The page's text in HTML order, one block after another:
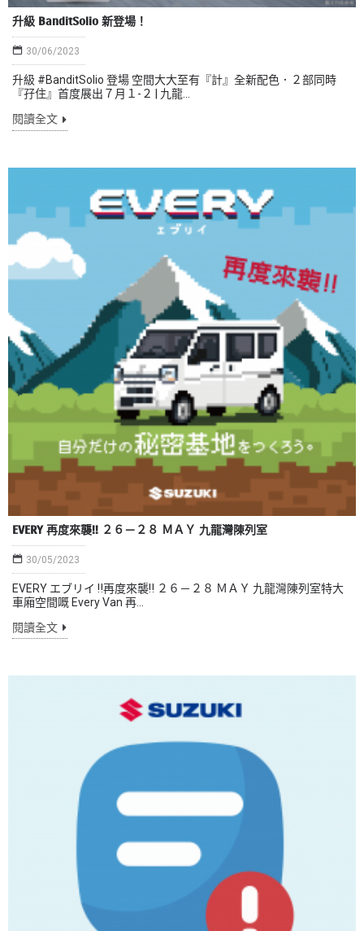
升級 BanditSolio 新登場！
30/06/2023
升級 #BanditSolio 登場 空間大大至有『計』全新配色．２部同時
『孖住』首度展出７月１-２ | 九龍...
閱讀全文
EVERY 再度來襲!! ２６－２８ ＭＡＹ 九龍灣陳列室
30/05/2023
EVERY エブリイ ‼️再度來襲‼️ ２６－２８ ＭＡＹ 九龍灣陳列室特大
車廂空間嘅 Every Van 再...
閱讀全文